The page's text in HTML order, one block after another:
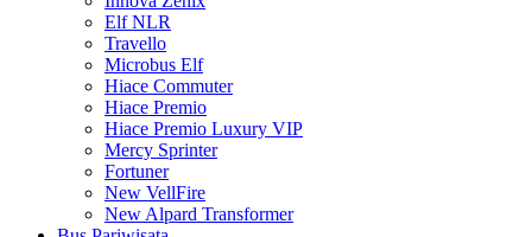
Elf NLR
Travello
Microbus Elf
Hiace Commuter
Hiace Premio
Hiace Premio Luxury VIP
Mercy Sprinter
Fortuner
New VellFire
New Alpard Transformer